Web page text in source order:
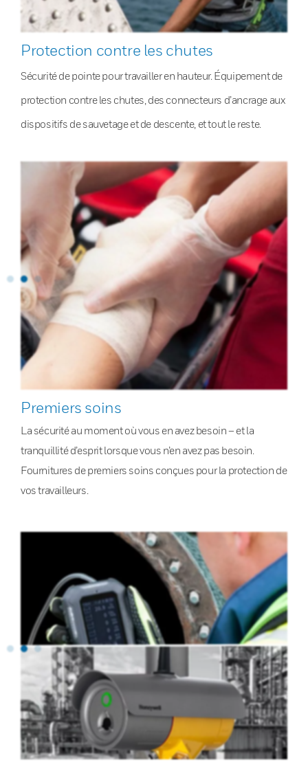
Protection contre les chutes
Sécurité de pointe pour travailler en hauteur. Équipement de
protection contre les chutes, des connecteurs d’ancrage aux
dispositifs de sauvetage et de descente, et tout le reste.
Premiers soins
La sécurité au moment où vous en avez besoin – et la
tranquillité d’esprit lorsque vous n’en avez pas besoin.
Fournitures de premiers soins conçues pour la protection de
vos travailleurs.